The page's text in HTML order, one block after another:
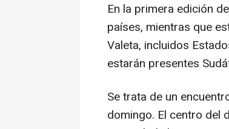
En la primera edición
países, mientras que
Valeta, incluidos
estarán presentes
Se trata de un
domingo. El centro del